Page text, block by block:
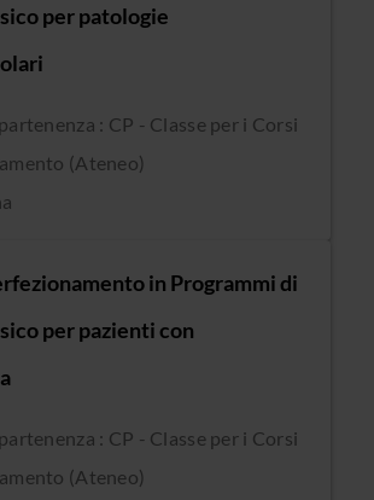
per patologie
: CP - Classe per i Corsi
(Ateneo)
in Programmi di
per pazienti con
: CP - Classe per i Corsi
(Ateneo)